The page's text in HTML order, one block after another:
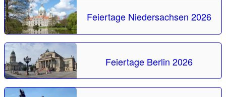
Feiertage Niedersachsen 2026
Feiertage Berlin 2026